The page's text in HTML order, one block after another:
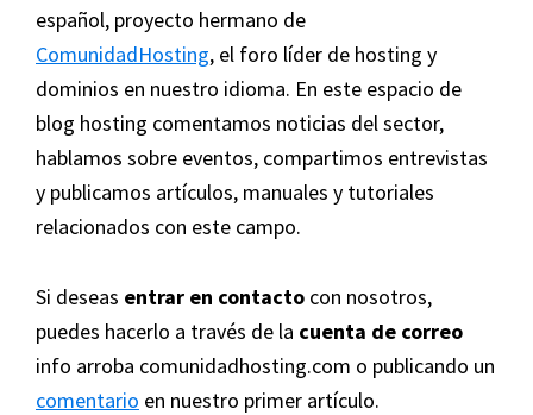
tecnología
español, proyecto hermano de
ComunidadHosting, el foro líder de hosting y
dominios en nuestro idioma. En este espacio de
blog hosting comentamos noticias del sector,
hablamos sobre eventos, compartimos entrevistas
y publicamos artículos, manuales y tutoriales
relacionados con este campo.
Si deseas entrar en contacto con nosotros,
puedes hacerlo a través de la cuenta de correo
info arroba comunidadhosting.com o publicando un
comentario en nuestro primer artículo.